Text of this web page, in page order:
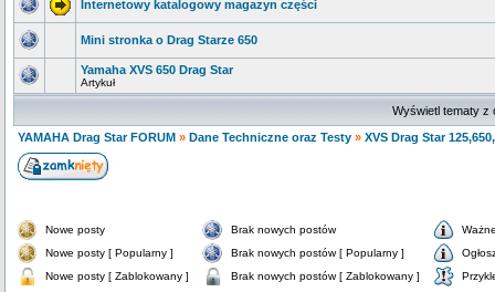
Internetowy katalogowy magazyn części
Mini stronka o Drag Starze 650
Yamaha XVS 650 Drag Star
Artykuł
Wyświetl tematy z
YAMAHA Drag Star FORUM » Dane Techniczne oraz Testy » XVS Drag Star
Nowe posty Brak nowych postów
Nowe posty [ Popularny ]
Brak nowych postów [ Popularny ]
Nowe posty [ Zablokowany ]
Brak nowych postów [ Zablokowany ]